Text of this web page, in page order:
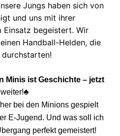
Jungs haben sich von
und uns mit ihrer
Einsatz begeistert. Wir
Handball-Helden, die
Minis ist Geschichte – jetzt
weiter!♣
bei den Minions gespielt
E-Jugend. Und was soll ich
perfekt gemeistert!